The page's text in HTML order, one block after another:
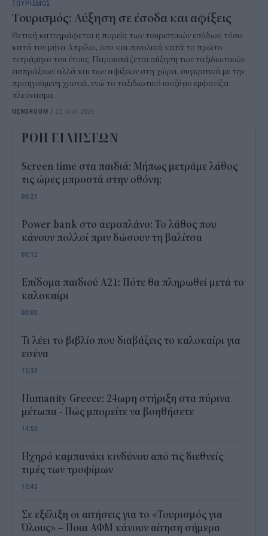
ΤΟΥΡΙΣΜΟΣ
Τουρισμός: Αύξηση σε έσοδα και αφίξεις
Θετική καταγράφεται η πορεία των τουριστικών εσόδων, τόσο
κατά τον μήνα Απρίλιο, όσο και συνολικά κατά το πρώτο
τετράμηνο του έτους. Παρουσιάζεται αύξηση των ταξιδιωτικών
εισπράξεων αλλά και των αφίξεων στη χώρα, συγκριτικά με την
προηγούμενη χρονιά, ενώ το ταξιδιωτικό ισοζύγιο εμφανίζει
πλεόνασμα.
NEWSROOM / 22 Ιουν 2026
ΡΟΗ ΕΙΔΗΣΕΩΝ
Screen time στα παιδιά: Μήπως μετράμε λάθος
τις ώρες μπροστά στην οθόνη;
08:21
Power bank στο αεροπλάνο: Το λάθος που
κάνουν πολλοί πριν δώσουν τη βαλίτσα
08:12
Επίδομα παιδιού Α21: Πότε θα πληρωθεί μετά το
καλοκαίρι
08:00
Τι λέει το βιβλίο που διαβάζεις το καλοκαίρι για
εσένα
15:33
Humanity Greece: 24ωρη στήριξη στα πύρινα
μέτωπα - Πώς μπορείτε να βοηθήσετε
14:55
Ηχηρό καμπανάκι κινδύνου από τις διεθνείς
τιμές των τροφίμων
13:45
Σε εξέλιξη οι αιτήσεις για το «Τουρισμός για
Όλους» – Ποια ΑΦΜ κάνουν αίτηση σήμερα